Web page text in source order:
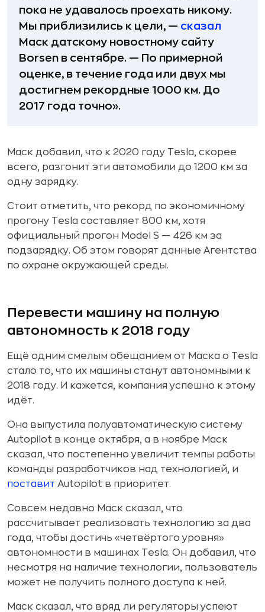
пока не удавалось проехать никому.
Мы приблизились к цели, — сказал
Маск датскому новостному сайту
Borsen в сентябре. — По примерной
оценке, в течение года или двух мы
достигнем рекордные 1000 км. До
2017 года точно».
Маск добавил, что к 2020 году Tesla, скорее
всего, разгонит эти автомобили до 1200 км за
одну зарядку.
Стоит отметить, что рекорд по экономичному
прогону Tesla составляет 800 км, хотя
официальный прогон Model S — 426 км за
подзарядку. Об этом говорят данные Агентства
по охране окружающей среды.
Перевести машину на полную
автономность к 2018 году
Ещё одним смелым обещанием от Маска о Tesla
стало то, что их машины станут автономными к
2018 году. И кажется, компания успешно к этому
идёт.
Она выпустила полуавтоматическую систему
Autopilot в конце октября, а в ноябре Маск
сказал, что постепенно увеличит темпы работы
команды разработчиков над технологией, и
поставит Autopilot в приоритет.
Совсем недавно Маск сказал, что
рассчитывает реализовать технологию за два
года, чтобы достичь «четвёртого уровня»
автономности в машинах Tesla. Он добавил, что
несмотря на наличие технологии, пользователь
может не получить полного доступа к ней.
Маск сказал, что вряд ли регуляторы успеют